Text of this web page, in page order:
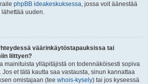
phpBB ideakeskuksessa, jossa voit äänestää
uuden.
väärinkäytöstapauksissa tai
liittyen?
mainituista ylläpitäjistä on todennäköisesti sopiva
et tätä kautta saa vastausta, sinun kannattaa
omistajaan (tee whois-kysely) tai jos kyseessä